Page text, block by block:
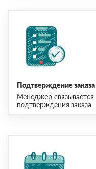
Подтверждение заказа
Менеджер
подтверждения заказа